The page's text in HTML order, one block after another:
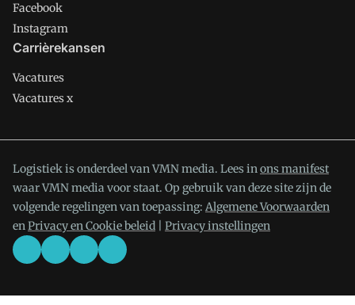
Facebook
Instagram
Carrièrekansen
Vacatures
Vacatures x
Logistiek is onderdeel van VMN media. Lees inons manifest
waar VMN media voor staat. Op gebruik van deze site zijn de
volgende regelingen van toepassing: Algemene Voorwaarden
enPrivacy en Cookie beleid Privacy instellingen